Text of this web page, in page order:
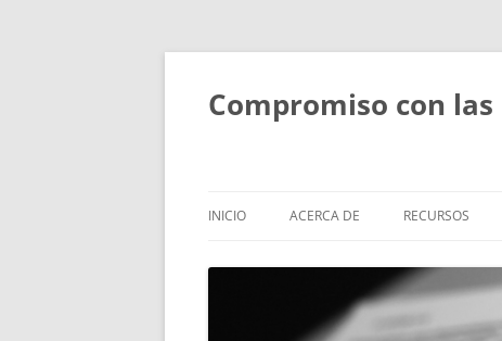
Compromiso con las
INICIO ACERCA DE
PERSONAS
RECURSOS
SESIONES
BÍBLICOS